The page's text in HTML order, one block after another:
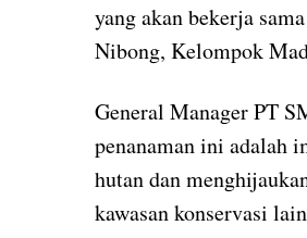
yang akan bekerja
Nibong, Kelompok
General Manager PT
penanaman ini adalah
hutan dan
kawasan konservasi